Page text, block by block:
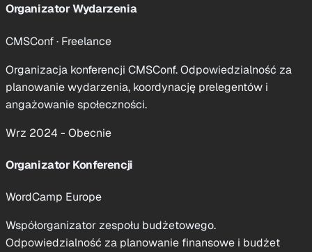
Organizator Wydarzenia
CMSConf · Freelance
Organizacja konferencji CMSConf. Odpowiedzialność za
planowanie wydarzenia, koordynację prelegentów i
angażowanie społeczności.
Wrz 2024 - Obecnie
Organizator Konferencji
WordCamp Europe
Współorganizator zespołu budżetowego.
Odpowiedzialność za planowanie finansowe i budżet